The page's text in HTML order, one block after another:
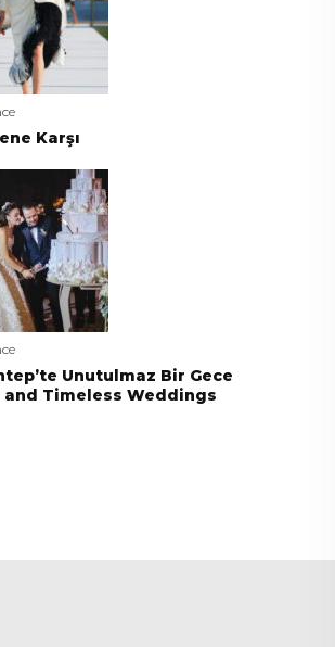
Karşı
Unutulmaz Bir Gece
and Timeless Weddings